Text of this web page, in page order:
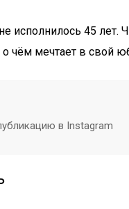
исполнилось 45
чём мечтает в свой
в Instagram